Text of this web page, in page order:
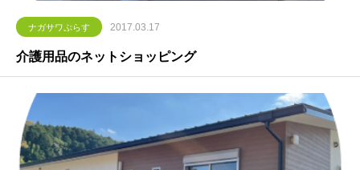
ナガサワぷらす 2017.03.17
介護用品のネットショッピング